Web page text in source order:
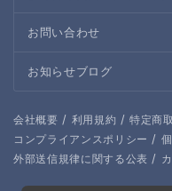
お問い合わせ
お知らせブログ
会社概要 / 利用規約 / 特定商
コンプライアンスポリシー /
外部送信規律に関する公表 /